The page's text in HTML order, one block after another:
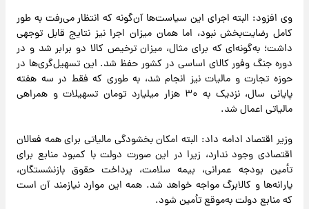
وی افزود: البته اجرای این سیاست‌ها آن‌گونه که انتظار می‌رفت به طور
کامل رضایت‌بخش نبود، اما همان میزان اجرا نیز نتایج قابل توجهی
داشت؛ به‌گونه‌ای که برای مثال، میزان ترخیص کالا دو برابر شد و در
دوره جنگ وفور کالای اساسی در کشور حفظ شد. این تسهیل‌گری‌ها در
حوزه تجارت و مالیات نیز انجام شد، به طوری که فقط در سه هفته
پایانی سال، نزدیک به ۳۰ هزار میلیارد تومان تسهیلات و همراهی
مالیاتی اعمال شد.
وزیر اقتصاد ادامه داد: البته امکان بخشودگی مالیاتی برای همه فعالان
اقتصادی وجود ندارد، زیرا در این صورت دولت با کمبود منابع برای
تأمین بودجه عمرانی، بیمه سلامت، پرداخت حقوق بازنشستگان،
یارانه‌ها و کالابرگ مواجه خواهد شد. همه این موارد نیازمند آن است
که منابع دولت به‌موقع تأمین شود.